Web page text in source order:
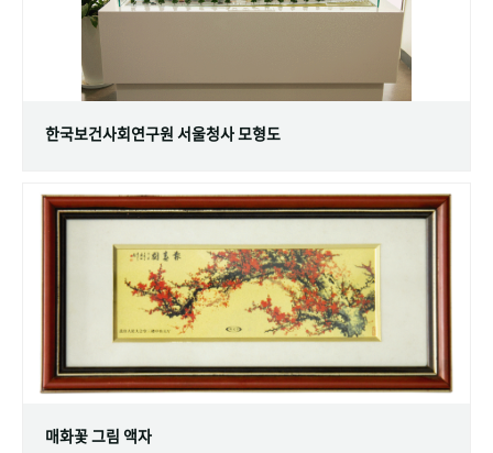
한국보건사회연구원 서울청사 모형도
매화꽃 그림 액자